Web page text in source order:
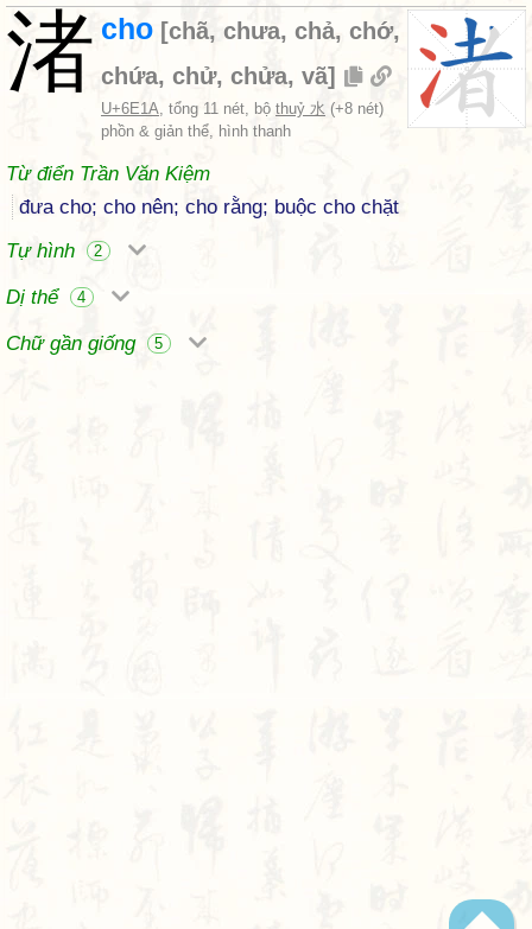
渚 cho [chã, chưa, chả, chớ,
chứa, chử, chửa, vã]
U+6E1A, tổng 11 nét, bộ thuỷ 水 (+8 nét)
phồn & giản thể, hình thanh
Từ điển Trần Văn Kiệm
đưa cho; cho nên; cho rằng; buộc cho chặt
Tự hình
2
Dị thể 4
Chữ gần giống 5